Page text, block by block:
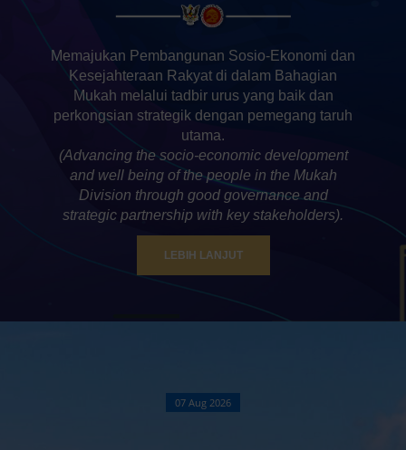
eScholarship
tvetmara
Memajukan Pembangunan Sosio-Ekonomi dan
Kesejahteraan Rakyat di dalam Bahagian
Mukah melalui tadbir urus yang baik dan
perkongsian strategik dengan pemegang taruh
utama.
(Advancing the socio-economic development
and well being of the people in the Mukah
Division through good governance and
strategic partnership with key stakeholders).
LEBIH LANJUT
07 Aug 2026